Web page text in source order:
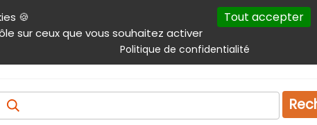
🍪
sur ceux que vous souhaitez activer
Tout accepter
Politique de confidentialité
principal Autres services Plan
Produits & services Emploi Droit